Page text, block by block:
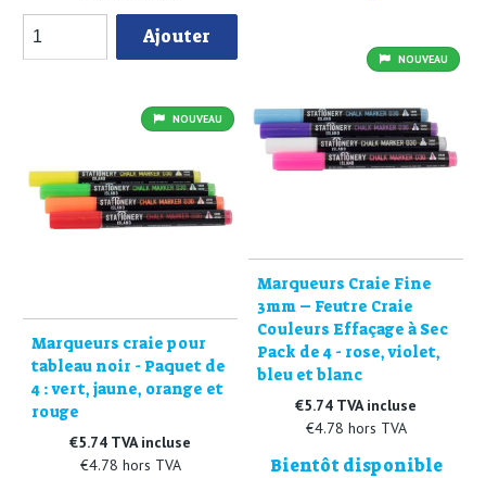
Ajouter
NOUVEAU
Marqueurs Craie Fine
3mm – Feutre Craie
Couleurs Effaçage à Sec
Pack de 4 - rose, violet,
bleu et blanc
€5.74 TVA incluse
€4.78 hors TVA
Bientôt disponible
NOUVEAU
Marqueurs craie pour
tableau noir - Paquet de
4 : vert, jaune, orange et
rouge
€5.74 TVA incluse
€4.78 hors TVA